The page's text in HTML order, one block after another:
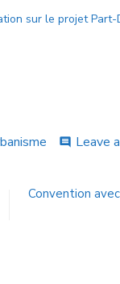
sur le projet Part-
comment Leave
Convention